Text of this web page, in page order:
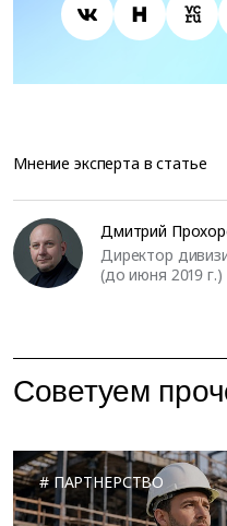
Мнение эксперта в статье
Дмитрий
Директор
(до июня 2019 г.)
Советуем
ПАРТНЕРСТВО